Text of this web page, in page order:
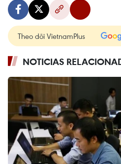
Theo dõi VietnamPlus
NOTICIAS